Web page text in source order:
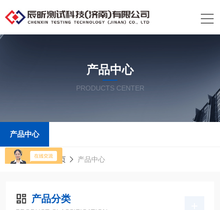
产品中心
PRODUCTS CENTER
产品中心
当前位置：首页 产品中心
产品分类